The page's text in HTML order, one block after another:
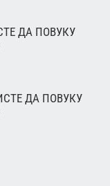
ДА ПОВУКУ
ДА ПОВУКУ